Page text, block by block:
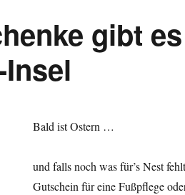
gibt
Bald ist Ostern …
und falls noch was für’s Nest
Gutschein für eine Fußpflege